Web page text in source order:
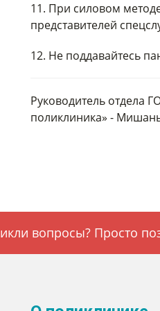
11. При силовом
представителей
12. Не поддавайтесь
Руководитель отдела
поликлиника» -
вопросы? Просто